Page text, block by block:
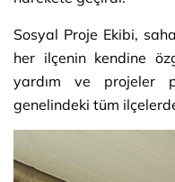
Sosyal Proje Ekibi,
her ilçenin kendine
yardım ve projeler
genelindeki tüm